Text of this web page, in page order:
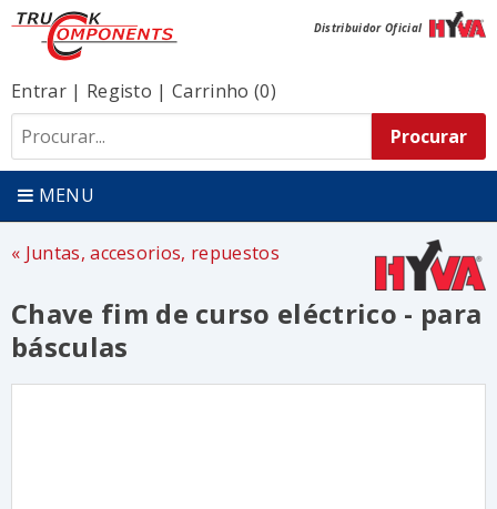
Distribuidor Oficial
Entrar| Registo |Carrinho (0)
MENU
Juntas, accesorios, repuestos
Chave fim de curso eléctrico - para
básculas